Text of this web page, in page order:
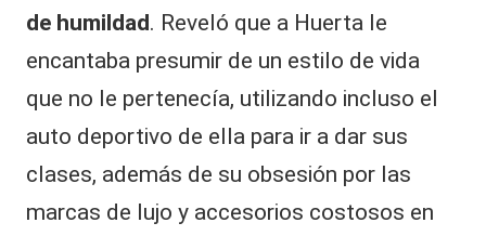
de humildad. Reveló que a Huerta le
encantaba presumir de un estilo de vida
que no le pertenecía, utilizando incluso el
auto deportivo de ella para ir a dar sus
clases, además de su obsesión por las
marcas de lujo y accesorios costosos en